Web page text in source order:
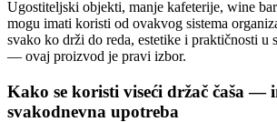
Ugostiteljski objekti, manje kafeterije, wine
mogu imati koristi od ovakvog sistema
svako ko drži do reda, estetike i praktičnosti u
— ovaj proizvod je pravi izbor.
Kako se koristi viseći držač čaša —
svakodnevna upotreba